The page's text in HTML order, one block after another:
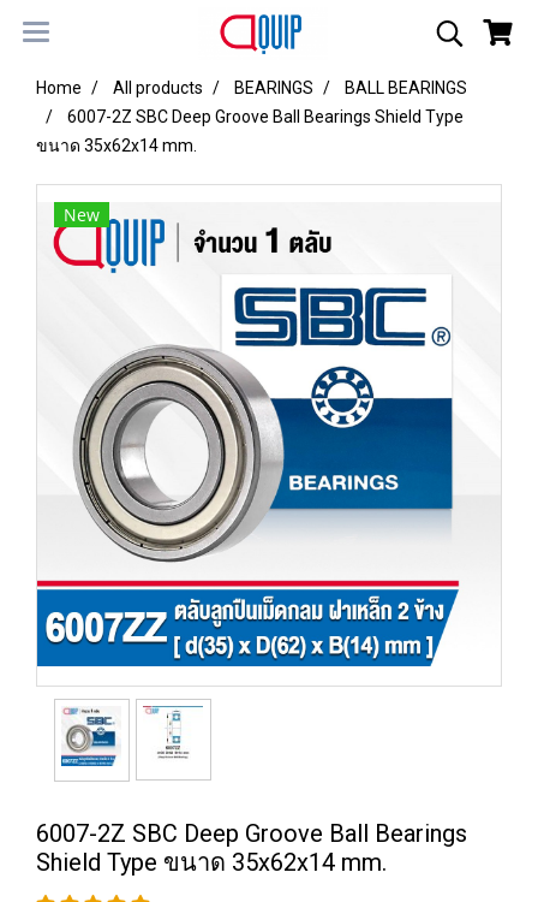
Home All products BEARINGS
BALL BEARINGS
6007-2Z SBC Deep Groove Ball Bearings Shield Type
ขนาด 35x62x14 mm.
New
6007-2Z SBC Deep Groove Ball Bearings
Shield Type ขนาด 35x62x14 mm.